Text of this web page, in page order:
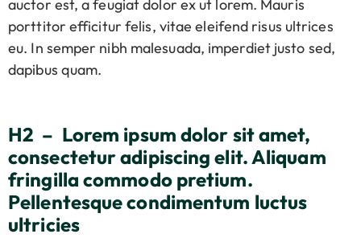
auctor est, a feugiat dolor ex ut lorem. Mauris
porttitor efficitur felis, vitae eleifend risus ultrices
eu. In semper nibh malesuada, imperdiet justo sed,
dapibus quam.
H2 – Lorem ipsum dolor sit amet,
consectetur adipiscing elit. Aliquam
fringilla commodo pretium.
Pellentesque condimentum luctus
ultricies